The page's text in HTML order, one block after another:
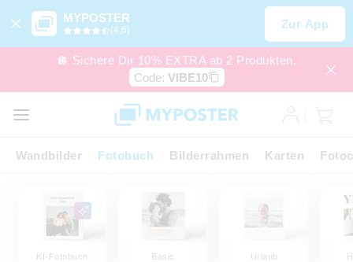
MYPOSTER
(4,6) Zur App
🪩 Sichere Dir 10% EXTRA ab 2 Produkten.
Code: VIBE10
Wandbilder Fotobuch Bilderrahmen Karten
KI-Fotobuch Basic Urlaub